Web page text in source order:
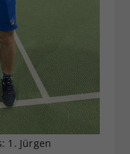
1. Jürgen